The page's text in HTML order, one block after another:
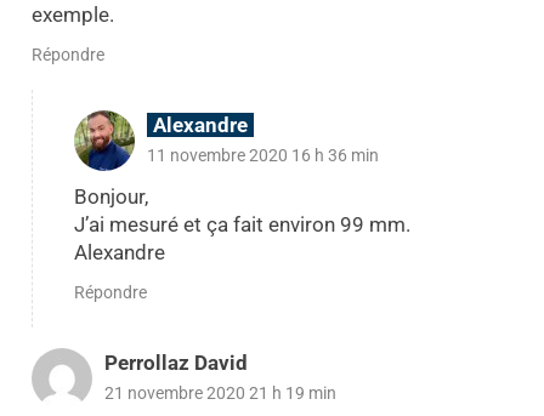
exemple.
Répondre
Alexandre
11 novembre 2020 16 h 36 min
Bonjour,
J’ai mesuré et ça fait environ 99 mm.
Alexandre
Répondre
Perrollaz David
21 novembre 2020 21 h 19 min